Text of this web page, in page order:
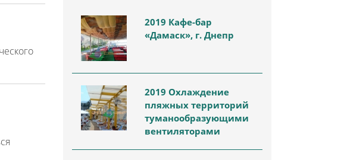
2019 Кафе-бар
«Дамаск», г. Днепр
2019 Охлаждение
пляжных территорий
туманообразующими
вентиляторами